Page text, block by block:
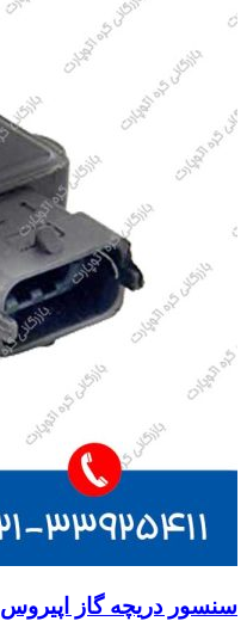
سنسور دریچه گاز اپیروس